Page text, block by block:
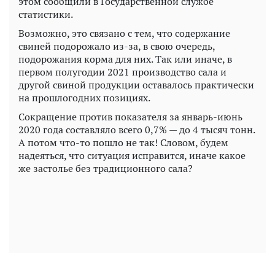
статистики.
Возможно, это связано с тем, что содержание
свиней подорожало из-за, в свою очередь,
подорожания корма для них. Так или иначе, в
первом полугодии 2021 производство сала и
другой свиной продукции оставалось практически
на прошлогодних позициях.
Сокращение против показателя за январь-июнь
2020 года составляло всего 0,7% — до 4 тысяч тонн.
А потом что-то пошло не так! Словом, будем
надеяться, что ситуация исправится, иначе какое
же застолье без традиционного сала?